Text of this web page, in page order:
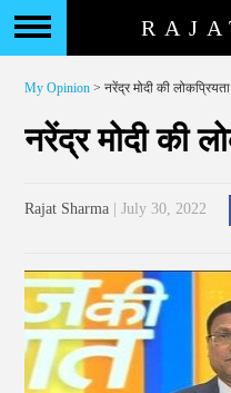
My Opinion > नरेंद्र मोदी की
नरेंद्र मोदी की
Rajat Sharma | July 30, 2022